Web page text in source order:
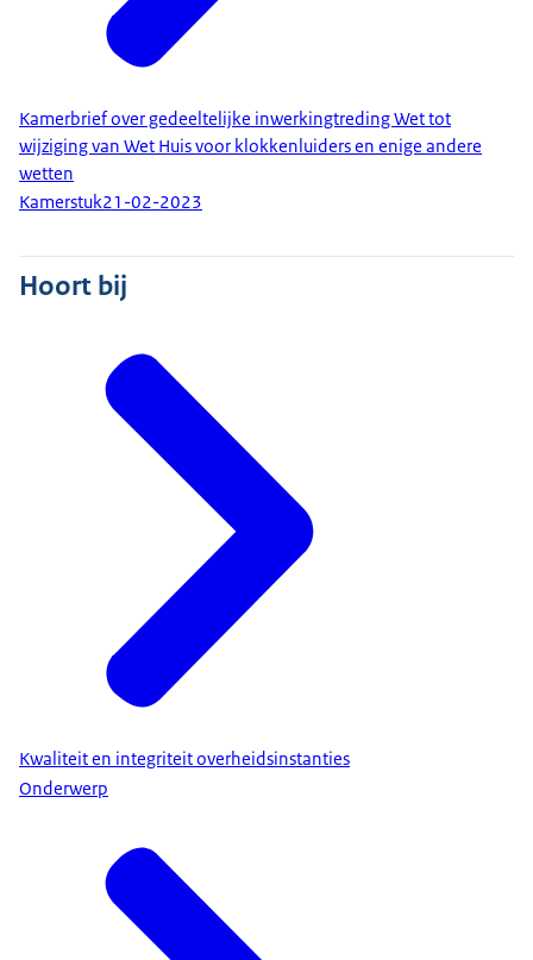
Kamerbrief over gedeeltelijke inwerkingtreding Wet tot
wijziging van Wet Huis voor klokkenluiders en enige andere
wetten
Kamerstuk21-02-2023
Hoort bij
Kwaliteit en integriteit overheidsinstanties
Onderwerp